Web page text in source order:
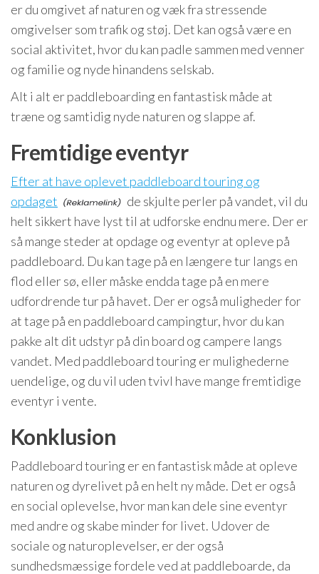
er du omgivet af naturen og væk fra stressende
omgivelser som trafik og støj. Det kan også være en
social aktivitet, hvor du kan padle sammen med venner
og familie og nyde hinandens selskab.
Alt i alt er paddleboarding en fantastisk måde at
træne og samtidig nyde naturen og slappe af.
Fremtidige eventyr
Efter at have oplevet paddleboard touring og
opdaget
de skjulte perler på vandet, vil du
helt sikkert have lyst til at udforske endnu mere. Der er
så mange steder at opdage og eventyr at opleve på
paddleboard. Du kan tage på en længere tur langs en
flod eller sø, eller måske endda tage på en mere
udfordrende tur på havet. Der er også muligheder for
at tage på en paddleboard campingtur, hvor du kan
pakke alt dit udstyr på din board og campere langs
vandet. Med paddleboard touring er mulighederne
uendelige, og du vil uden tvivl have mange fremtidige
eventyr i vente.
Konklusion
Paddleboard touring er en fantastisk måde at opleve
naturen og dyrelivet på en helt ny måde. Det er også
en social oplevelse, hvor man kan dele sine eventyr
med andre og skabe minder for livet. Udover de
sociale og naturoplevelser, er der også
sundhedsmæssige fordele ved at paddleboarde, da